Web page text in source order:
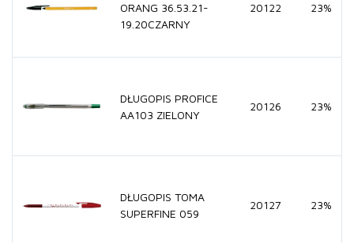
ORANG 36.53.21-
19.20CZARNY
20122 23%
DŁUGOPIS PROFICE
AA103 ZIELONY
20126 23%
DŁUGOPIS TOMA
SUPERFINE 059
20127 23%